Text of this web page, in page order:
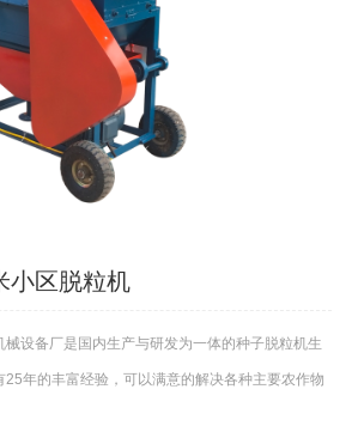
小区脱粒机
械设备厂是国内生产与研发为一体的种子脱粒机生
25年的丰富经验，可以满意的解决各种主要农作物